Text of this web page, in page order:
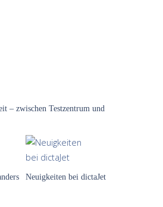
– zwischen Testzentrum und
Neuigkeiten bei dictaJet